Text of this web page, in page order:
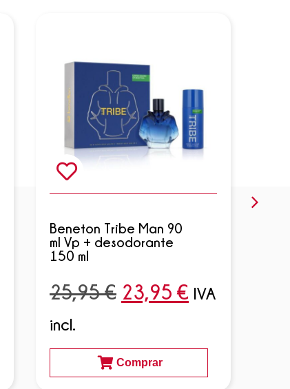
Beneton Tribe Man 90
ml Vp + desodorante
150 ml
25,95€ 23,95€ IVA
incl.
Comprar